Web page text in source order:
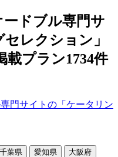
ドブル専門サ
レクション」
載プラン1734件
千葉県 愛知県
大阪府